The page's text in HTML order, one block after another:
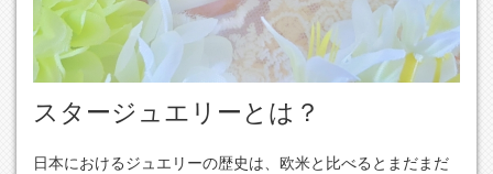
スタージュエリーとは？
日本におけるジュエリーの歴史は、欧米と比べるとまだまだ